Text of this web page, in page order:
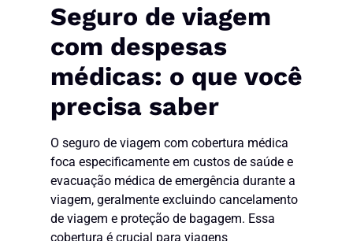
Seguro de viagem
com despesas
médicas: o que você
precisa saber
O seguro de viagem com cobertura médica
foca especificamente em custos de saúde e
evacuação médica de emergência durante a
viagem, geralmente excluindo cancelamento
de viagem e proteção de bagagem. Essa
cobertura é crucial para viagens